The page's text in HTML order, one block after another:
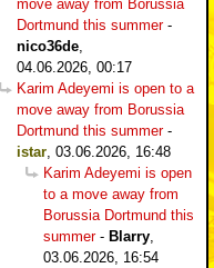
move away from Borussia
Dortmund this summer-
nico36de,
04.06.2026, 00:17
Karim Adeyemi is open to a
move away from Borussia
Dortmund this summer-
istar, 03.06.2026, 16:48
Karim Adeyemi is open
to a move away from
Borussia Dortmund this
summer- Blarry,
03.06.2026, 16:54